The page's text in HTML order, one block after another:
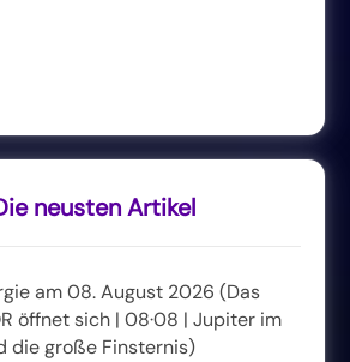
neusten Artikel
am 08. August 2026 (Das
öffnet sich | 08·08 | Jupiter im
die große Finsternis)